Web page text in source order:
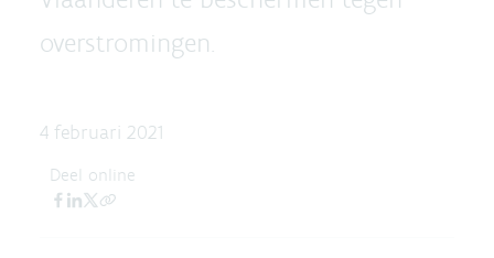
overstromingen.
4 februari 2021
Deel online